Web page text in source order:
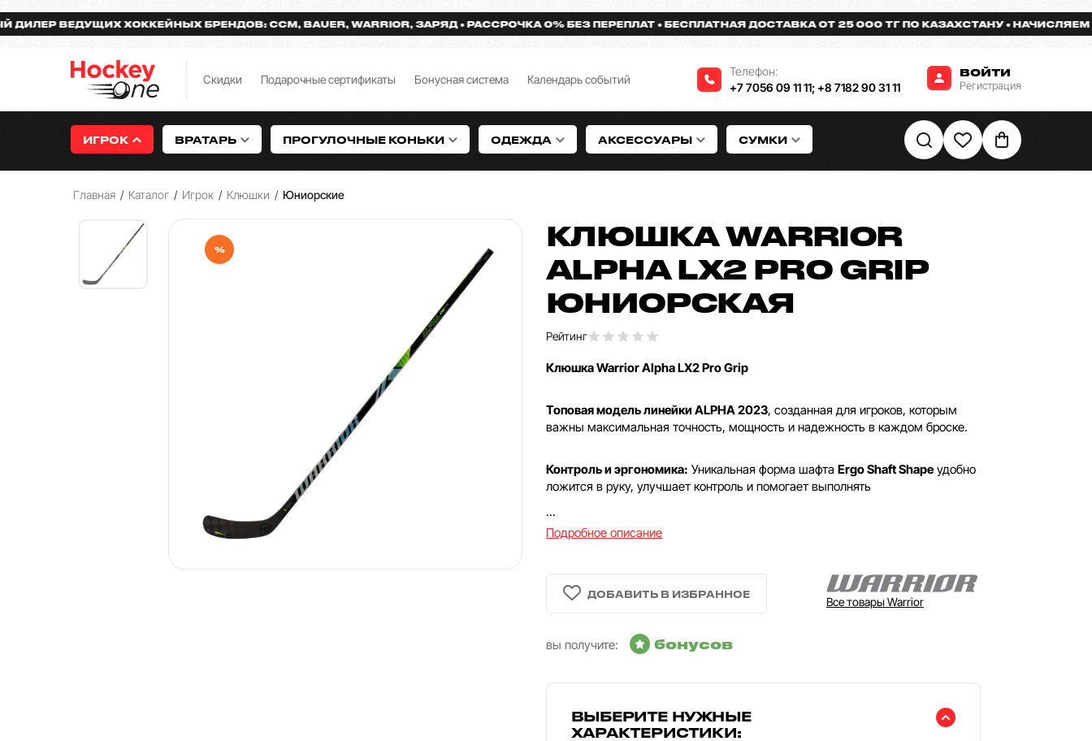
ВЕДУЩИХ ХОККЕЙНЫХ БРЕНДОВ: CCM, BAUER, WARRIOR, ЗАРЯД РАССРОЧКА 0% БЕЗ ПЕРЕПЛАТ БЕСПЛАТНАЯ ДОСТАВКА ОТ 25 000 ТГ ПО КАЗАХСТАНУ НАЧИСЛЯЕМ
Скидки Подарочные сертификаты Бонусная система Календарь событий
Телефон:
+7 7056 09 11 11; +8 7182 90 31 11
ВОЙТИ
Регистрация
ИГРОК ВРАТАРЬ ПРОГУЛОЧНЫЕ КОНЬКИ ОДЕЖДА АКСЕССУАРЫ СУМКИ
Главная / Каталог / Игрок / Клюшки / Юниорские
%
КЛЮШКА WARRIOR
ALPHA LX2 PRO GRIP
ЮНИОРСКАЯ
Рейтинг
Клюшка Warrior Alpha LX2 Pro Grip
Топовая модель линейки ALPHA 2023, созданная для игроков, которым
важны максимальная точность, мощность и надежность в каждом броске.
Контроль и эргономика: Уникальная форма шафта Ergo Shaft Shapeудобно
ложится в руку, улучшает контроль и помогает выполнять
...
Подробное описание
Все товары Warrior
вы получите: бонусов
ВЫБЕРИТЕ НУЖНЫЕ
ХАРАКТЕРИСТИКИ: